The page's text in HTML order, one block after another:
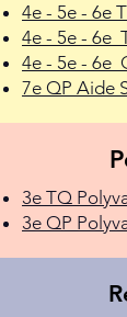
4e - 5e - 6e
4e - 5e - 6e
4e - 5e - 6e
7e QP Aide
3e TQ
3e QP